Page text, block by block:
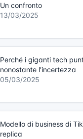
Un confronto
13/03/2025
Perché i giganti tech
nonostante l’incertezza
05/03/2025
Modello di business di
replica